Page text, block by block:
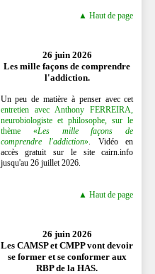
▲ Haut de page
26 juin 2026
Les mille façons de comprendre
l'addiction.
Un peu de matière à penser avec cet
entretien avec Anthony FERREIRA,
neurobiologiste et philosophe, sur le
thème «Les mille façons de
comprendre l'addiction». Vidéo en
accès gratuit sur le site cairn.info
jusqu'au 26 juillet 2026.
▲ Haut de page
26 juin 2026
Les CAMSP et CMPP vont devoir
se former et se conformer aux
RBP de la HAS.